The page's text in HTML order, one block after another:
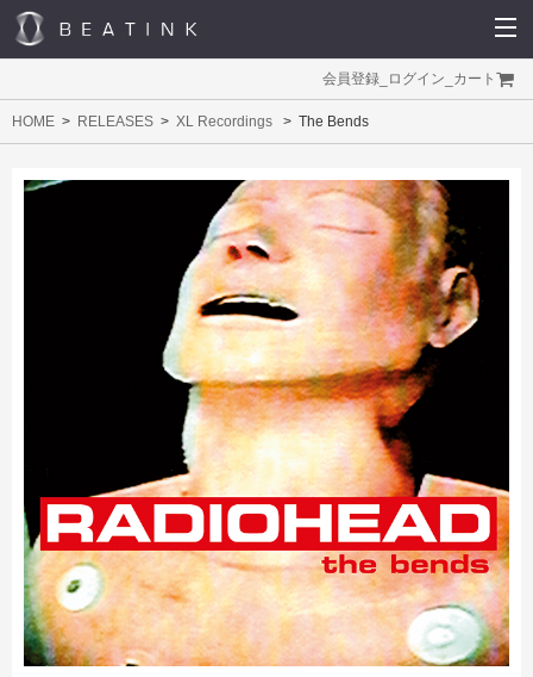
会員登録 ログイン カート
HOME RELEASES XL Recordings The Bends